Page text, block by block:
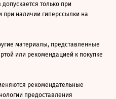
только при
при наличии гиперссылки на
материалы, представленные
или рекомендацией к покупке
рекомендательные
предоставления